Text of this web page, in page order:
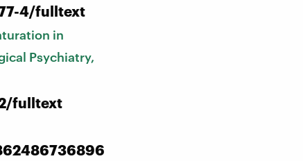
4/fulltext
in
Psychiatry,
fulltext